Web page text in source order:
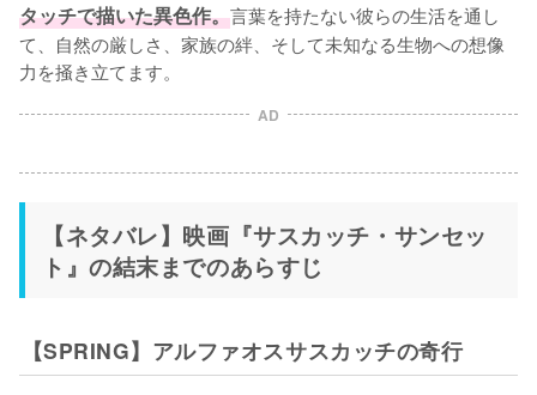
タッチで描いた異色作。言葉を持たない彼らの生活を通し
て、自然の厳しさ、家族の絆、そして未知なる生物への想像
力を掻き立てます。
AD
【ネタバレ】映画『サスカッチ・サンセッ
ト』の結末までのあらすじ
【SPRING】アルファオスサスカッチの奇行